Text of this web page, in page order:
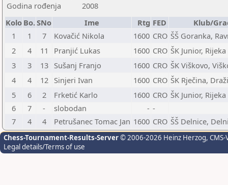
Godina rođenja
2008
Kolo Bo.SNo Ime Rtg FED
Klub/
1
1 7 Kovačić Nikola 1600 CRO ŠŠ Goranka,
2
4 11 Pranjić Lukas 1600 CRO ŠK Junior, Rijeka
3
3 13 Sušanj Franjo 1600 CRO ŠK Viškovo,
4
4 12 Sinjeri Ivan 1600 CRO ŠK Rječina,
5
6 2 Frketić Karlo 1600 CRO ŠK Junior, Rijeka
6
7 - slobodan - -
7
4 4 Petrušanec Tomac Jan 1600 CRO ŠŠ Delnice,
Chess-Tournament-Results-Server© 2006-2026 Heinz Herzog,
Legal details/Terms of use